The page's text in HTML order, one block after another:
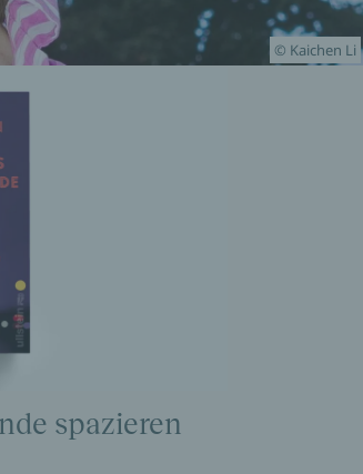
© Kaichen Li
spazieren